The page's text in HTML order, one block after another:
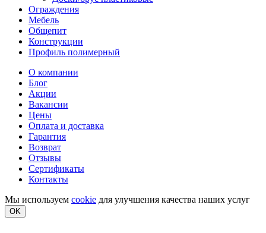
Ограждения
Мебель
Общепит
Конструкции
Профиль полимерный
О компании
Блог
Акции
Вакансии
Цены
Оплата и доставка
Гарантия
Возврат
Отзывы
Сертификаты
Контакты
Мы используем cookie для улучшения качества наших услуг
OK